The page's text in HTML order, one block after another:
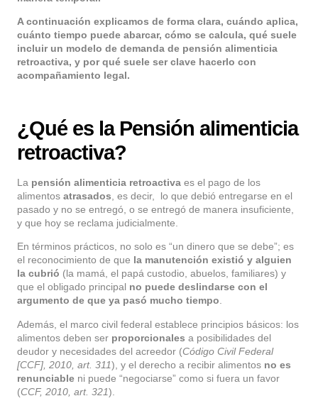
A continuación explicamos de forma clara, cuándo aplica,
cuánto tiempo puede abarcar, cómo se calcula, qué suele
incluir un modelo de demanda de pensión alimenticia
retroactiva, y por qué suele ser clave hacerlo con
acompañamiento legal.
¿Qué es la Pensión alimenticia
retroactiva?
La pensión alimenticia retroactiva es el pago de los
alimentos atrasados , es decir, lo que debió entregarse en el
pasado y no se entregó, o se entregó de manera insuficiente,
y que hoy se reclama judicialmente.
En términos prácticos, no solo es “un dinero que se debe”; es
el reconocimiento de que la manutención existió y alguien
la cubrió (la mamá, el papá custodio, abuelos, familiares) y
que el obligado principal no puede deslindarse con el
argumento de que ya pasó mucho tiempo.
Además, el marco civil federal establece principios básicos: los
alimentos deben ser proporcionales a posibilidades del
deudor y necesidades del acreedor (Código Civil Federal
[CCF], 2010, art. 311), y el derecho a recibir alimentos no es
renunciable ni puede “negociarse” como si fuera un favor
(CCF, 2010, art. 321).